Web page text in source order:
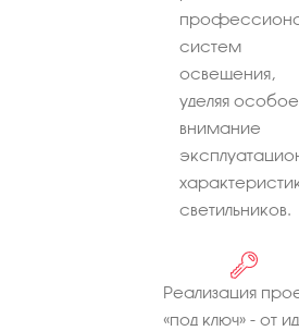
систем
освещения,
уделяя особое
внимание
светильников.
Реализация
«под ключ» - от